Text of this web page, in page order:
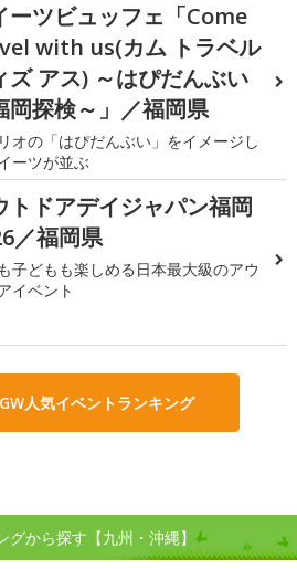
ーツビュッフェ「Come
with us(カム トラベル
ズ アス) ～はぴだんぶい
岡探検～」／福岡県
オの「はぴだんぶい」をイメージし
ーツが並ぶ
トドアデイジャパン福岡
／福岡県
子どもも楽しめる日本最大級のアウ
イベント
人気イベントランキング
から探す【九州・沖縄】